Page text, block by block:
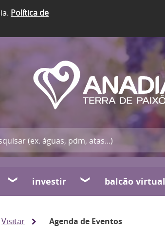
Política de
investir balcão virtual
Visitar Agenda de Eventos